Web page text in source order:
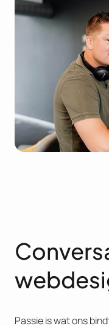
Passie is wat ons